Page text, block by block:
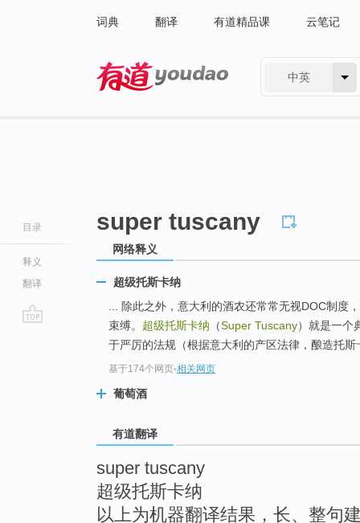
词典 翻译 有道精品课 云笔记
中英
目录
释义
翻译
super tuscany
网络释义
超级托斯卡纳
... 除此之外，意大利的酒农还常常无视DOC制度
束缚。 超级托斯卡纳 （Super Tuscany）就是一
于严厉的法规（根据意大利的产区法律，酿造托
基于174个网页-相关网页
葡萄酒
有道翻译
super tuscany
超级托斯卡纳
以上为机器翻译结果，长、整句